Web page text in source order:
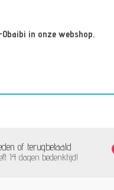
in onze webshop.
of terugbetaald
14 dagen bedenktijd!